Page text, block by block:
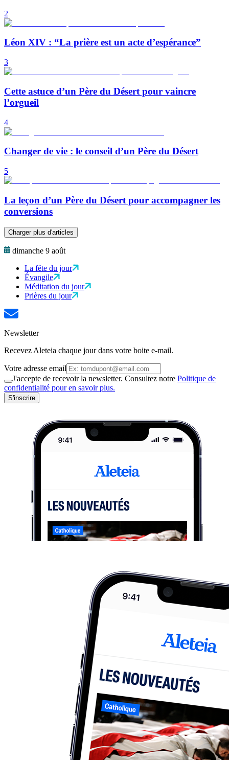
2
Léon XIV : “La prière est un acte d’espérance”
3
Cette astuce d’un Père du Désert pour vaincre
l’orgueil
4
Changer de vie : le conseil d’un Père du Désert
5
La leçon d’un Père du Désert pour accompagner les
conversions
Charger plus d'articles
dimanche 9 août
La fête du jour
Évangile
Méditation du jour
Prières du jour
Newsletter
Recevez Aleteia chaque jour dans votre boite e-mail.
Votre adresse email
J'accepte de recevoir la newsletter. Consultez notre Politique de
confidentialité pour en savoir plus.
S'inscrire